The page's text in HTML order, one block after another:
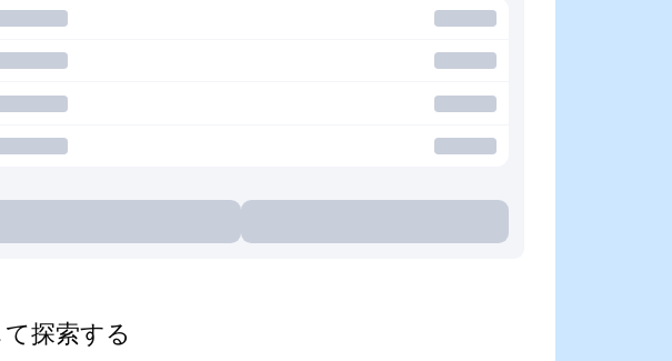
探索する